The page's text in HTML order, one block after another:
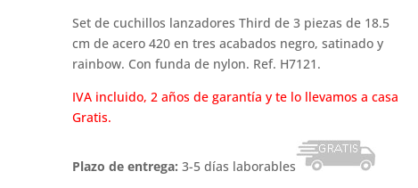
era:
18,99 €.
es:
10,99 €.
Set de cuchillos lanzadores Third de 3 piezas de 18.5
cm de acero 420 en tres acabados negro, satinado y
rainbow. Con funda de nylon. Ref. H7121.
IVA incluido, 2 años de garantía y te lo llevamos a casa
Gratis.
Plazo de entrega: 3-5 días laborables